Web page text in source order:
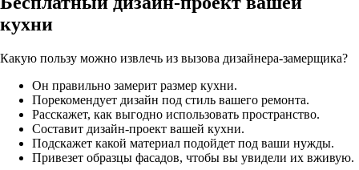
кухни
Какую пользу можно извлечь из вызова дизайнера-замерщика?
Он правильно замерит размер кухни.
Порекомендует дизайн под стиль вашего ремонта.
Расскажет, как выгодно использовать пространство.
Составит дизайн-проект вашей кухни.
Подскажет какой материал подойдет под ваши нужды.
Привезет образцы фасадов, чтобы вы увидели их вживую.